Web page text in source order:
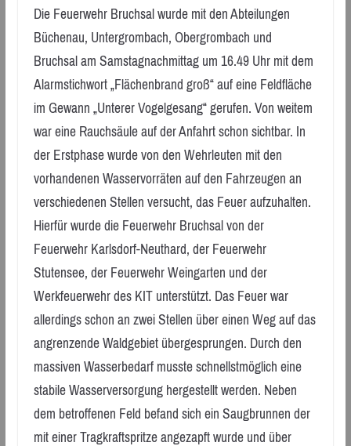
Die Feuerwehr Bruchsal wurde mit den Abteilungen
Büchenau, Untergrombach, Obergrombach und
Bruchsal am Samstagnachmittag um 16.49 Uhr mit dem
Alarmstichwort „Flächenbrand groß“ auf eine Feldfläche
im Gewann „Unterer Vogelgesang“ gerufen. Von weitem
war eine Rauchsäule auf der Anfahrt schon sichtbar. In
der Erstphase wurde von den Wehrleuten mit den
vorhandenen Wasservorräten auf den Fahrzeugen an
verschiedenen Stellen versucht, das Feuer aufzuhalten.
Hierfür wurde die Feuerwehr Bruchsal von der
Feuerwehr Karlsdorf-Neuthard, der Feuerwehr
Stutensee, der Feuerwehr Weingarten und der
Werkfeuerwehr des KIT unterstützt. Das Feuer war
allerdings schon an zwei Stellen über einen Weg auf das
angrenzende Waldgebiet übergesprungen. Durch den
massiven Wasserbedarf musste schnellstmöglich eine
stabile Wasserversorgung hergestellt werden. Neben
dem betroffenen Feld befand sich ein Saugbrunnen der
mit einer Tragkraftspritze angezapft wurde und über